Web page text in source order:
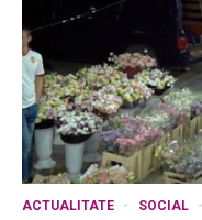
ACTUALITATE SOCIAL